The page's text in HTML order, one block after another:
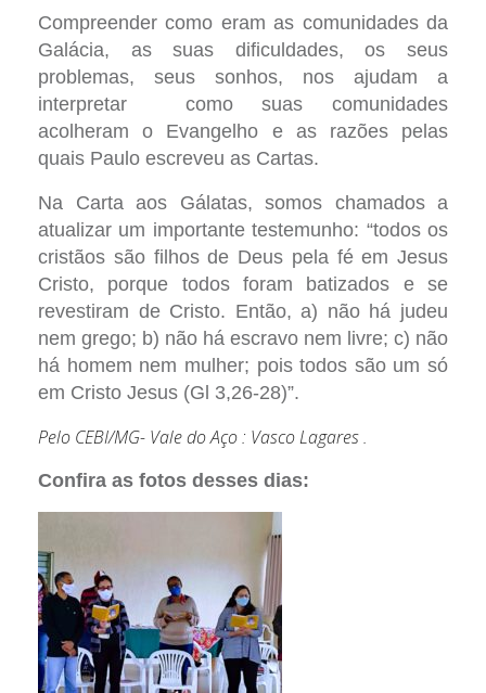
Compreender como eram as comunidades da
Galácia, as suas dificuldades, os seus
problemas, seus sonhos, nos ajudam a
interpretar como suas comunidades
acolheram o Evangelho e as razões pelas
quais Paulo escreveu as Cartas.
Na Carta aos Gálatas, somos chamados a
atualizar um importante testemunho: “todos os
cristãos são filhos de Deus pela fé em Jesus
Cristo, porque todos foram batizados e se
revestiram de Cristo. Então, a) não há judeu
nem grego; b) não há escravo nem livre; c) não
há homem nem mulher; pois todos são um só
em Cristo Jesus (Gl 3,26-28)”.
Pelo CEBI/MG- Vale do Aço : Vasco Lagares .
Confira as fotos desses dias: